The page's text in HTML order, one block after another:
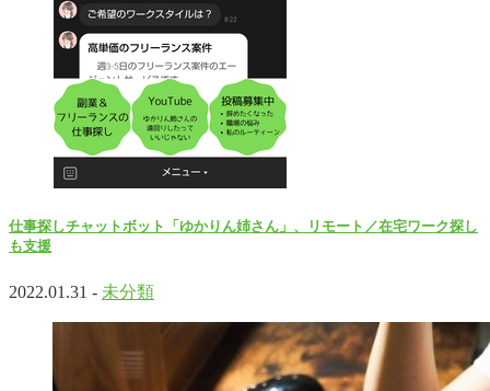
仕事探しチャットボット「ゆかりん姉さん」、リモート／在宅ワーク探し
も支援
2022.01.31 - 未分類